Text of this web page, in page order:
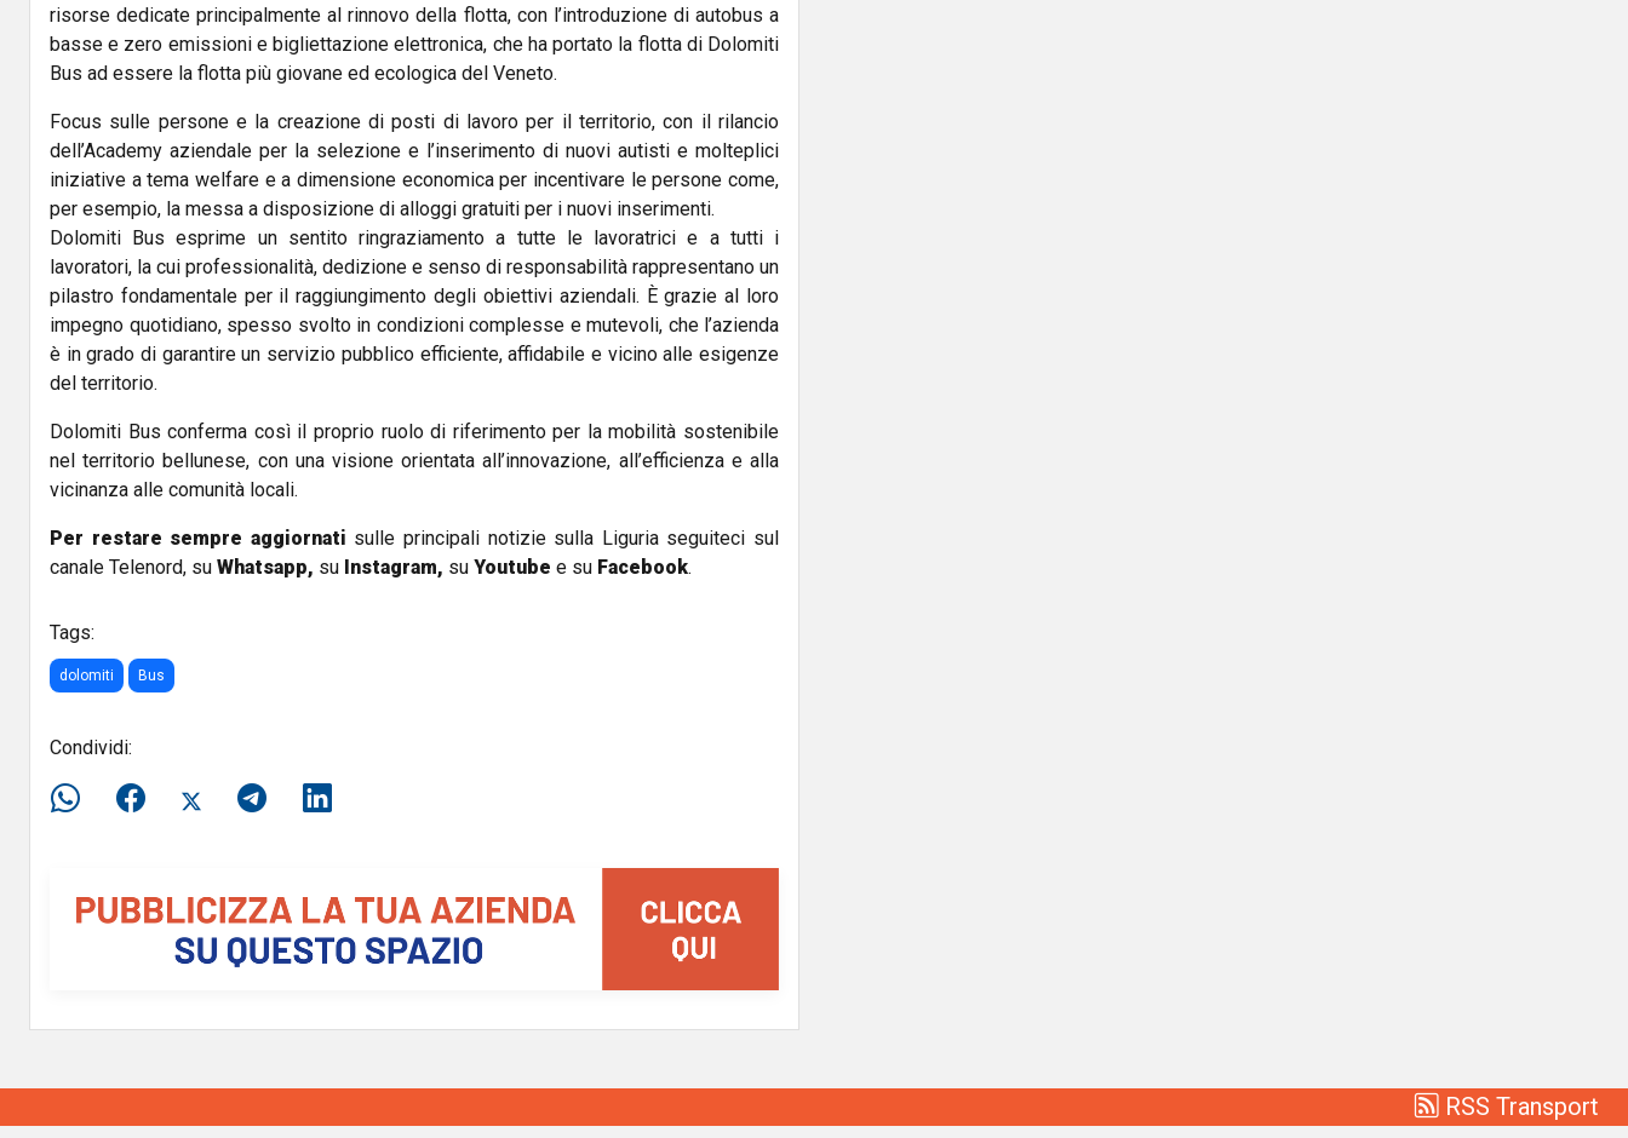
risorse dedicate principalmente al rinnovo della flotta, con l’introduzione di autobus a
basse e zero emissioni e bigliettazione elettronica, che ha portato la flotta di Dolomiti
Bus ad essere la flotta più giovane ed ecologica del Veneto.
Focus sulle persone e la creazione di posti di lavoro per il territorio, con il rilancio
dell’Academy aziendale per la selezione e l’inserimento di nuovi autisti e molteplici
iniziative a tema welfare e a dimensione economica per incentivare le persone come,
per esempio, la messa a disposizione di alloggi gratuiti per i nuovi inserimenti.
Dolomiti Bus esprime un sentito ringraziamento a tutte le lavoratrici e a tutti i
lavoratori, la cui professionalità, dedizione e senso di responsabilità rappresentano un
pilastro fondamentale per il raggiungimento degli obiettivi aziendali. È grazie al loro
impegno quotidiano, spesso svolto in condizioni complesse e mutevoli, che l’azienda
è in grado di garantire un servizio pubblico efficiente, affidabile e vicino alle esigenze
del territorio.
Dolomiti Bus conferma così il proprio ruolo di riferimento per la mobilità sostenibile
nel territorio bellunese, con una visione orientata all’innovazione, all’efficienza e alla
vicinanza alle comunità locali.
Per restare sempre aggiornati sulle principali notizie sulla Liguria seguiteci sul
canale Telenord, su Whatsapp, su Instagram, su Youtube e su Facebook.
Tags:
dolomiti Bus
Condividi:
RSS Transport